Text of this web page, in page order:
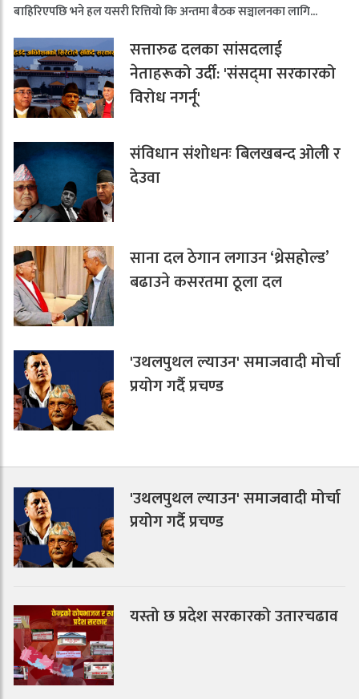
बाहिरिएपछि भने हल यसरी रित्तियो कि अन्तमा बैठक सञ्चालनका लागि...
सत्तारुढ दलका सांसदलाई
नेताहरूको उर्दी: 'संसद्‌मा सरकारको
विरोध नगर्नू'
संविधान संशोधनः बिलखबन्द ओली र
देउवा
साना दल ठेगान लगाउन ‘थ्रेसहोल्ड’
बढाउने कसरतमा ठूला दल
'उथलपुथल ल्याउन' समाजवादी मोर्चा
प्रयोग गर्दै प्रचण्ड
'उथलपुथल ल्याउन' समाजवादी मोर्चा
प्रयोग गर्दै प्रचण्ड
यस्तो छ प्रदेश सरकारको उतारचढाव